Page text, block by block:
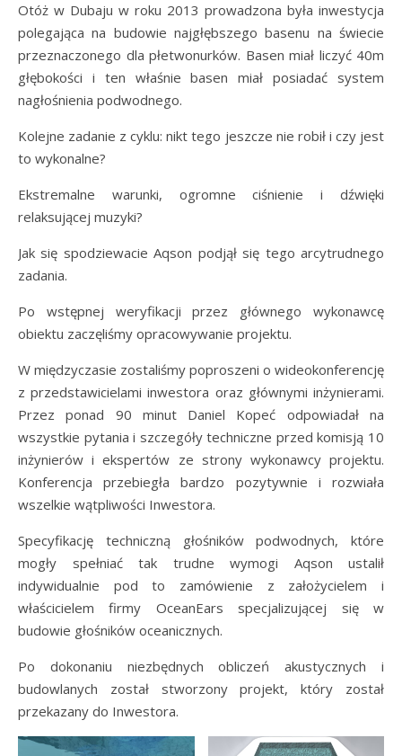
Otóż w Dubaju w roku 2013 prowadzona była inwestycja
polegająca na budowie najgłębszego basenu na świecie
przeznaczonego dla płetwonurków. Basen miał liczyć 40m
głębokości i ten właśnie basen miał posiadać system
nagłośnienia podwodnego.
Kolejne zadanie z cyklu: nikt tego jeszcze nie robił i czy jest
to wykonalne?
Ekstremalne warunki, ogromne ciśnienie i dźwięki
relaksującej muzyki?
Jak się spodziewacie Aqson podjął się tego arcytrudnego
zadania.
Po wstępnej weryfikacji przez głównego wykonawcę
obiektu zaczęliśmy opracowywanie projektu.
W międzyczasie zostaliśmy poproszeni o wideokonferencję
z przedstawicielami inwestora oraz głównymi inżynierami.
Przez ponad 90 minut Daniel Kopeć odpowiadał na
wszystkie pytania i szczegóły techniczne przed komisją 10
inżynierów i ekspertów ze strony wykonawcy projektu.
Konferencja przebiegła bardzo pozytywnie i rozwiała
wszelkie wątpliwości Inwestora.
Specyfikację techniczną głośników podwodnych, które
mogły spełniać tak trudne wymogi Aqson ustalił
indywidualnie pod to zamówienie z założycielem i
właścicielem firmy OceanEars specjalizującej się w
budowie głośników oceanicznych.
Po dokonaniu niezbędnych obliczeń akustycznych i
budowlanych został stworzony projekt, który został
przekazany do Inwestora.